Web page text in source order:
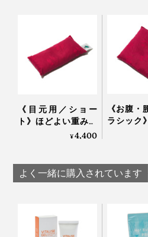
り、本を読んだりできて、い
やすい人気のカタチです。
温めるとチェリー種特有の香
が、「この香りが好き」、「
と苦手」と、スタッフの意見が
香りが気になる方は、一度お
ちなみに私は、何度か使って
焼く前のパン」みたいな香り
《目元用／ショー
ト》ほどよい重みと
蒸気で、じんわり気
働者が見つけた伝統
的ヒーリング「チェ
チュラ
¥4,400
《お腹・
ラシック
重みと蒸
造の労働
た伝統的
イナチュ
よく一緒に購入されています